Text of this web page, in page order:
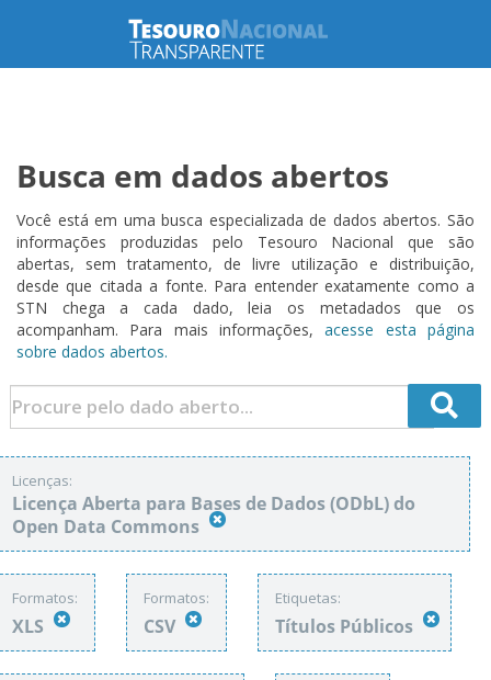
Busca em dados abertos
Você está em uma busca especializada de dados abertos. São
informações produzidas pelo Tesouro Nacional que são
abertas, sem tratamento, de livre utilização e distribuição,
desde que citada a fonte. Para entender exatamente como a
STN chega a cada dado, leia os metadados que os
acompanham. Para mais informações,acesse esta página
sobre dados abertos.
Licenças:
Licença Aberta para Bases de Dados (ODbL) do
Open Data Commons
Formatos:
XLS
Formatos:
CSV
Etiquetas:
Títulos Públicos